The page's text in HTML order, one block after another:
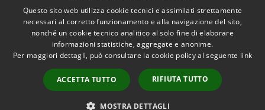
Accessibilità
Copyright © 2026 • Comune di
Endine Gaiano • Powered by
Municipium•
Accesso
redazione
Questo sito web utilizza cookie tecnici e assimilati strettamente
necessari al corretto funzionamento e alla navigazione del sito,
nonché un cookie tecnico analitico al solo fine di elaborare
informazioni statistiche, aggregate e anonime.
Per maggiori dettagli, può consultare la cookie policy al seguente link
ACCETTA TUTTO RIFIUTA TUTTO
MOSTRA DETTAGLI